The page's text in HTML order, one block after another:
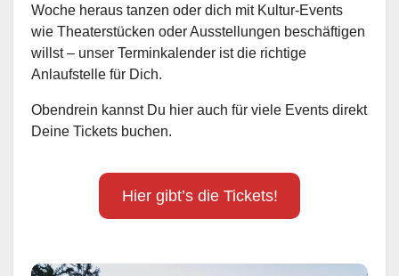
Woche heraus tanzen oder dich mit Kultur-Events
wie Theaterstücken oder Ausstellungen beschäftigen
willst – unser Terminkalender ist die richtige
Anlaufstelle für Dich.
Obendrein kannst Du hier auch für viele Events direkt
Deine Tickets buchen.
Hier gibt’s die Tickets!